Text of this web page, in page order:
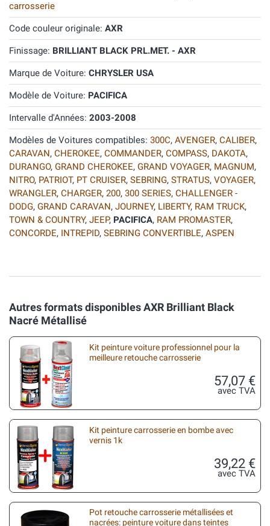
carrosserie
Code couleur originale: AXR
Finissage: BRILLIANT BLACK PRL.MET. - AXR
Marque de Voiture: CHRYSLER USA
Modèle de Voiture: PACIFICA
Intervalle d'Années: 2003-2008
Modèles de Voitures compatibles: 300C, AVENGER, CALIBER,
CARAVAN, CHEROKEE, COMMANDER, COMPASS, DAKOTA,
DURANGO, GRAND CHEROKEE, GRAND VOYAGER, MAGNUM,
NITRO, PATRIOT, PT CRUISER, SEBRING, STRATUS, VOYAGER,
WRANGLER, CHARGER, 200, 300 SERIES, CHALLENGER -
DODG, GRAND CARAVAN, JOURNEY, LIBERTY, RAM TRUCK,
TOWN & COUNTRY, JEEP, PACIFICA, RAM PROMASTER,
CONCORDE, INTREPID, SEBRING CONVERTIBLE, ASPEN
Autres formats disponibles AXR Brilliant Black
Nacré Métallisé
Kit peinture voiture professionnel pour la
meilleure retouche carrosserie
57,07 €
avec TVA
Kit peinture carrosserie en bombe avec
vernis 1k
39,22 €
avec TVA
Pot retouche carrosserie métallisées et
nacrées: peinture voiture dans teintes